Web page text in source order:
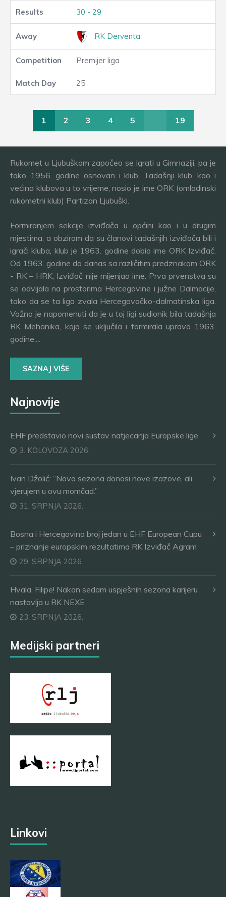
30 - 29
RK Derventa
Premijer liga
25
1 2 3 4 5 … 19
Rukomet u Ljubuškom započeo se igrati u Gimnaziji, pa je
tako 1956. godine osnovan i klub. Tadašnji klub, kao i
većina klubova u to vrijeme, nosio je ime ORK (omladinski
rukometni klub) Partizan Ljubuški.
Formiranjem sekcije izviđača u općini kao i u drugim
mjestima, a obzirom da su članovi tadašnjih izviđača bili i
igrači kluba, klub je 1963. godine dobio ime ORK Izviđač.
Od 1963. godine do danas sa različitim predznakom ORK
- RK – HRK, Izviđač nije mijenjao ime. Prva prvenstva su
se odvijala na prostorima Hercegovine i južne Dalmacije,
tako da se ta liga zvala Hercegovačko-dalmatinska liga.
Važno je napomenuti da je u toj ligi sudionik bila tadašnja
RK Mehanika, koja se uključila i formirala upravo 1963.
godine....
SAZNAJ VIŠE
Najnovije
EHF predstavio novi sustav natjecanja Europske lige
3. KOLOVOZA 2026.
Ivan Džolić: “Nova sezona donosi nove izazove, ali
vjerujem u ovu momčad.”
31. SRPNJA 2026.
Bosna i Hercegovina broj jedan u EHF European Cupu
– priznanje europskim rezultatima RK Izviđač Agram
29. SRPNJA 2026.
Hvala, Filipe! Nakon sedam uspješnih sezona karijeru
nastavlja u RK NEXE
23. SRPNJA 2026.
Medijski partneri
Linkovi